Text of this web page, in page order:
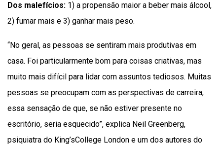
Dos malefícios: 1) a propensão maior a beber mais álcool,
2) fumar mais e 3) ganhar mais peso.
“No geral, as pessoas se sentiram mais produtivas em
casa. Foi particularmente bom para coisas criativas, mas
muito mais difícil para lidar com assuntos tediosos. Muitas
pessoas se preocupam com as perspectivas de carreira,
essa sensação de que, se não estiver presente no
escritório, seria esquecido”, explica Neil Greenberg,
psiquiatra do King’sCollege London e um dos autores do